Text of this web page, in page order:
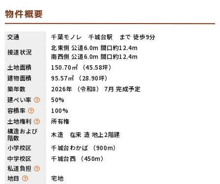
物件概要
交通
千葉モノレ 千城台駅 まで 徒歩9分
接道状況
北東側 公道6.0m 間口約12.4m
南西側 公道6.0m 間口約12.4m
土地面積
150.70㎡ （45.58坪）
建物面積
95.57㎡ （28.90坪）
築年数
2026年 （令和8） 7月 完成予定
建ぺい率
50%
容積率
100%
土地権利
所有権
構造および
階数
木造 在来 造 地上2階建
小学校区
千城台わかば （900m）
中学校区
千城台西 （450m）
私道負担
地目
宅地